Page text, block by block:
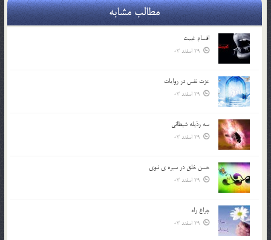
مطالب مشابه
اقسام غيبت
29 اسفند 03
عزت نفس در روايات
29 اسفند 03
سه رذیله شیطانی
29 اسفند 03
حسن خلق در سيره ي نبوي
29 اسفند 03
چراغ راه
29 اسفند 03